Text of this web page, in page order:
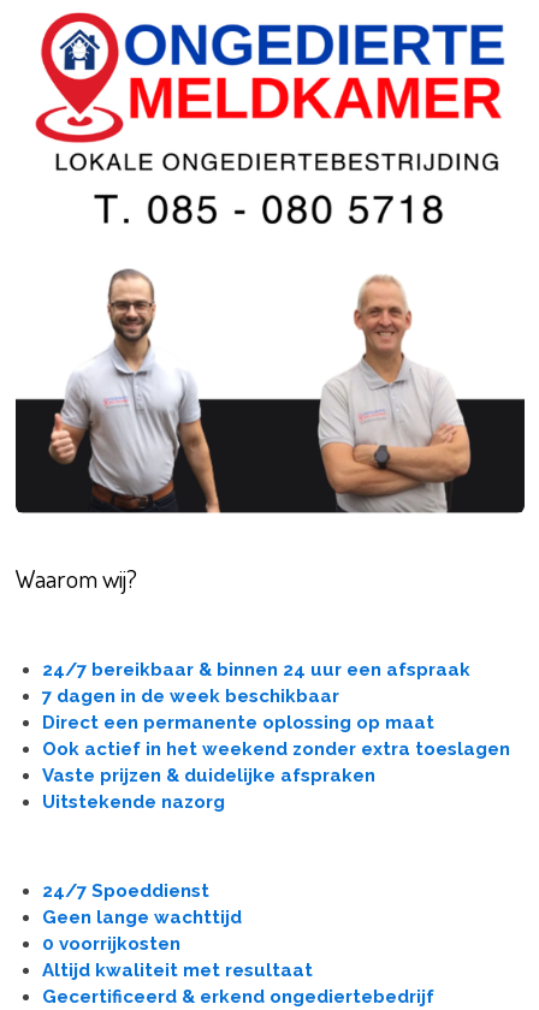
Waarom wij?
24/7 bereikbaar & binnen 24 uur een afspraak
7 dagen in de week beschikbaar
Direct een permanente oplossing op maat
Ook actief in het weekend zonder extra toeslagen
Vaste prijzen & duidelijke afspraken
Uitstekende nazorg
24/7 Spoeddienst
Geen lange wachttijd
0 voorrijkosten
Altijd kwaliteit met resultaat
Gecertificeerd & erkend ongediertebedrijf